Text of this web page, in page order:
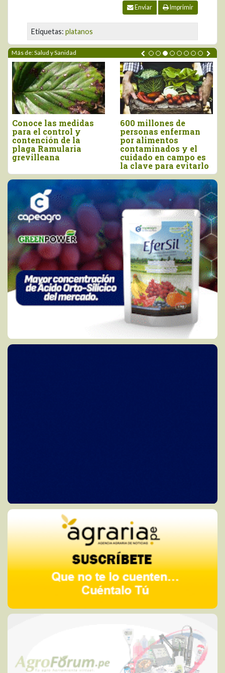
Enviar Imprimir
Etiquetas: platanos
Más de: Salud y Sanidad
millones de
enferman
alimentos
y el
en campo es
Senacsa Paraguay
inspeccionó centros
de faenamiento de
aves en Lima e Ica